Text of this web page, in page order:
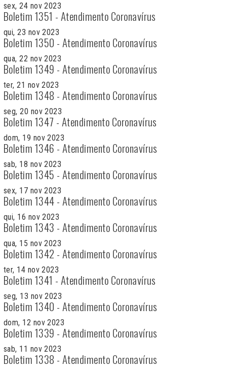
sex, 24 nov 2023
Boletim 1351 - Atendimento Coronavírus
qui, 23 nov 2023
Boletim 1350 - Atendimento Coronavírus
qua, 22 nov 2023
Boletim 1349 - Atendimento Coronavírus
ter, 21 nov 2023
Boletim 1348 - Atendimento Coronavírus
seg, 20 nov 2023
Boletim 1347 - Atendimento Coronavírus
dom, 19 nov 2023
Boletim 1346 - Atendimento Coronavírus
sab, 18 nov 2023
Boletim 1345 - Atendimento Coronavírus
sex, 17 nov 2023
Boletim 1344 - Atendimento Coronavírus
qui, 16 nov 2023
Boletim 1343 - Atendimento Coronavírus
qua, 15 nov 2023
Boletim 1342 - Atendimento Coronavírus
ter, 14 nov 2023
Boletim 1341 - Atendimento Coronavírus
seg, 13 nov 2023
Boletim 1340 - Atendimento Coronavírus
dom, 12 nov 2023
Boletim 1339 - Atendimento Coronavírus
sab, 11 nov 2023
Boletim 1338 - Atendimento Coronavírus